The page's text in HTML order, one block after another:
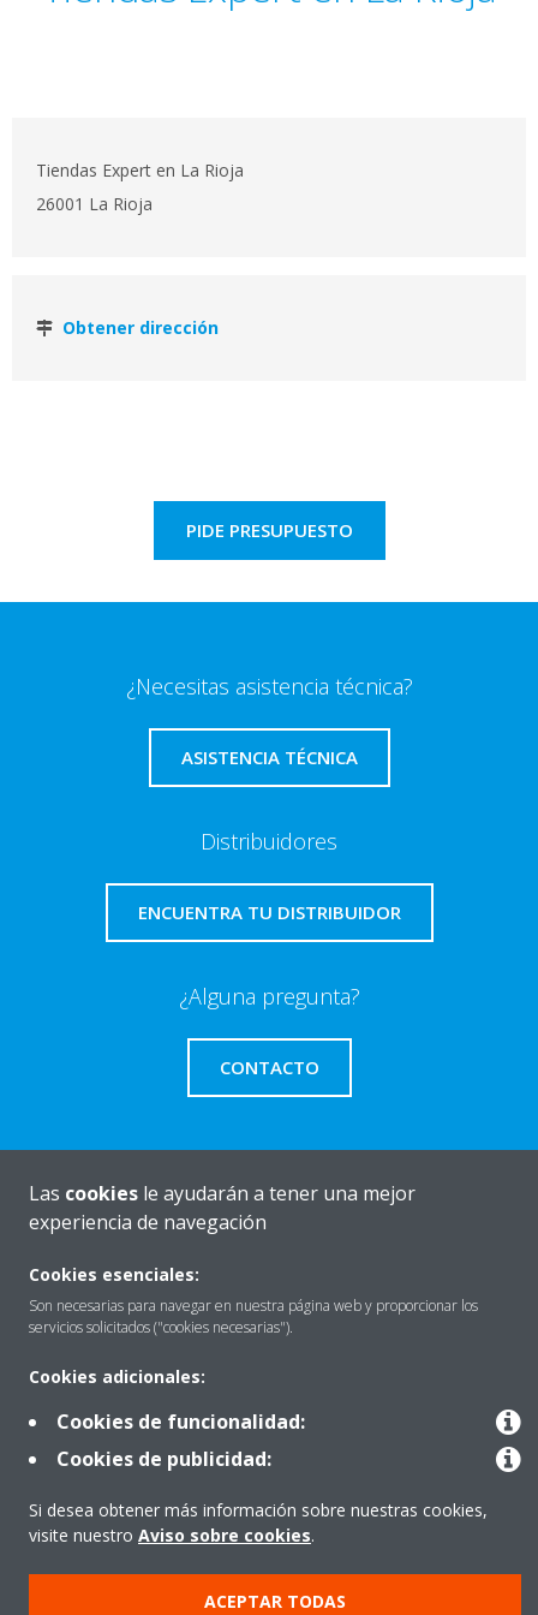
Tiendas Expert en La Rioja
26001 La Rioja
Obtener dirección
PIDE PRESUPUESTO
¿Necesitas asistencia técnica?
ASISTENCIA TÉCNICA
Distribuidores
ENCUENTRA TU DISTRIBUIDOR
¿Alguna pregunta?
CONTACTO
Quiénes somos
Destacados
Contactar con Daikin
Copyright © Daikin
Las cookies le ayudarán a tener una mejor
experiencia de navegación
Cookies esenciales:
Son necesarias para navegar en nuestra página web y proporcionar los
servicios solicitados ("cookies necesarias").
Cookies adicionales:
Cookies de funcionalidad:
Cookies de publicidad:
Si desea obtener más información sobre nuestras cookies,
visite nuestro Aviso sobre cookies.
ACEPTAR TODAS